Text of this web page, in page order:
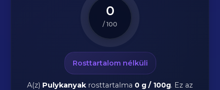
0
/ 100
Rosttartalom nélküli
A(z) Pulykanyakrosttartalma 0 g / 100g. Ez az